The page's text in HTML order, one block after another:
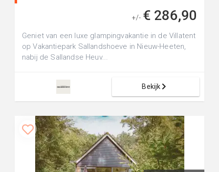
+/- € 286,90
Geniet van een luxe glampingvakantie in de Villatent
op Vakantiepark Sallandshoeve in Nieuw-Heeten,
nabij de Sallandse Heuv...
Bekijk